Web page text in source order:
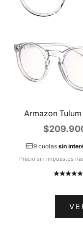
Armazon
Precio
9 cuotas sin
Precio sin impuestos